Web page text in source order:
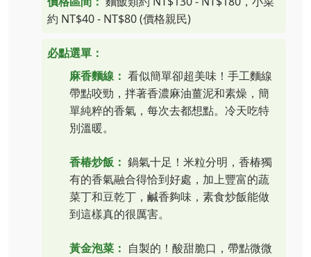
約 NT$40 - NT$80 (價格親民)
必點選單：
麻香麵線： 看似簡單卻超美味！手工麵線
帶點咬勁，拌著香濃麻油薑泥和素燥，簡
單純粹的香氣，每次去都想點。冷天吃特
別溫暖。
香椿炒飯： 鍋氣十足！米粒分明，香椿獨
有的香氣融合得恰到好處，加上豐富的蔬
菜丁和豆乾丁，鹹香夠味，素食炒飯能做
到這樣真的很厲害。
黃金泡菜： 自製的！酸甜脆口，帶點微微